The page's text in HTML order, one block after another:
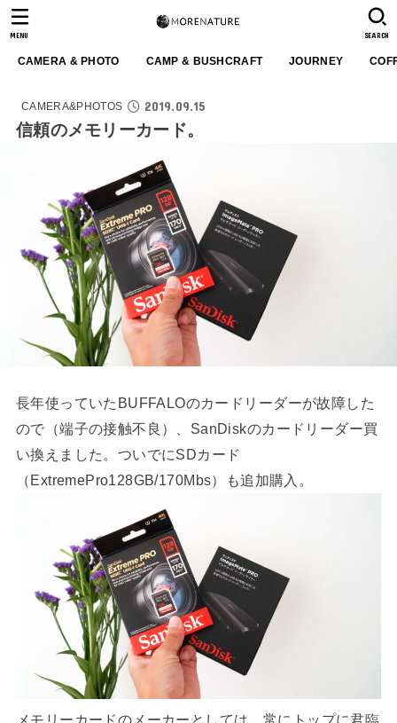
CAMERA & PHOTO CAMP & BUSHCRAFT JOURNEY
SEARCH
MENU
CAMERA&PHOTOS 2019.09.15
信頼のメモリーカード。
長年使っていたBUFFALOのカードリーダーが故障した
ので（端子の接触不良）、SanDiskのカードリーダー買
い換えました。ついでにSDカード
（ExtremePro128GB/170Mbs）も追加購入。
メモリーカードのメーカーとしては、常にトップに君臨